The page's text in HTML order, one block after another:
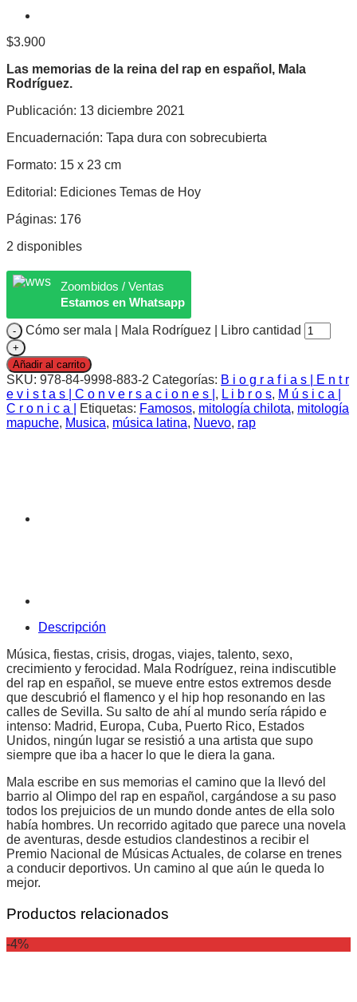
$3.900
Las memorias de la reina del rap en español, Mala
Rodríguez.
Publicación: 13 diciembre 2021
Encuadernación: Tapa dura con sobrecubierta
Formato: 15 x 23 cm
Editorial: Ediciones Temas de Hoy
Páginas: 176
2 disponibles
Zoombidos / Ventas
Estamos en Whatsapp
Cómo ser mala | Mala Rodríguez | Libro cantidad
Añadir al carrito
SKU: 978-84-9998-883-2 Categorías: B i o g r a f i a s | E n t r
e v i s t a s | C o n v e r s a c i o n e s | , L i b r o s, M ú s i c a |
C r o n i c a |
Etiquetas: Famosos, mitología chilota, mitología
mapuche, Musica, música latina, Nuevo, rap
Descripción
Música, fiestas, crisis, drogas, viajes, talento, sexo,
crecimiento y ferocidad. Mala Rodríguez, reina indiscutible
del rap en español, se mueve entre estos extremos desde
que descubrió el flamenco y el hip hop resonando en las
calles de Sevilla. Su salto de ahí al mundo sería rápido e
intenso: Madrid, Europa, Cuba, Puerto Rico, Estados
Unidos, ningún lugar se resistió a una artista que supo
siempre que iba a hacer lo que le diera la gana.
Mala escribe en sus memorias el camino que la llevó del
barrio al Olimpo del rap en español, cargándose a su paso
todos los prejuicios de un mundo donde antes de ella solo
había hombres. Un recorrido agitado que parece una novela
de aventuras, desde estudios clandestinos a recibir el
Premio Nacional de Músicas Actuales, de colarse en trenes
a conducir deportivos. Un camino al que aún le queda lo
mejor.
Productos relacionados
-4%